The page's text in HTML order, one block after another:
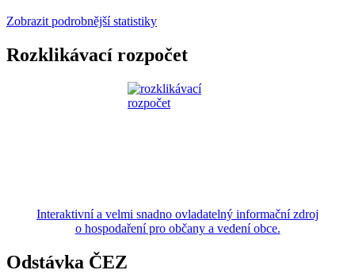
Zobrazit podrobnější statistiky
Rozklikávací rozpočet
Interaktivní a velmi snadno ovladatelný informační zdroj
o hospodaření pro občany a vedení obce.
Odstávka ČEZ